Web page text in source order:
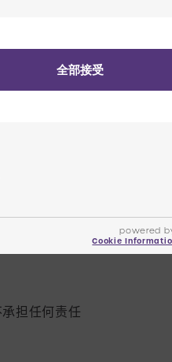
全部接受
powered
Cookie
期。
？
相同的访问网站内容
或从计算机中删除
览器制造商处配置您的浏
担任何责任